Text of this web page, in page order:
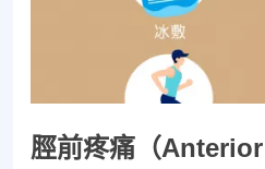
脛前疼痛（